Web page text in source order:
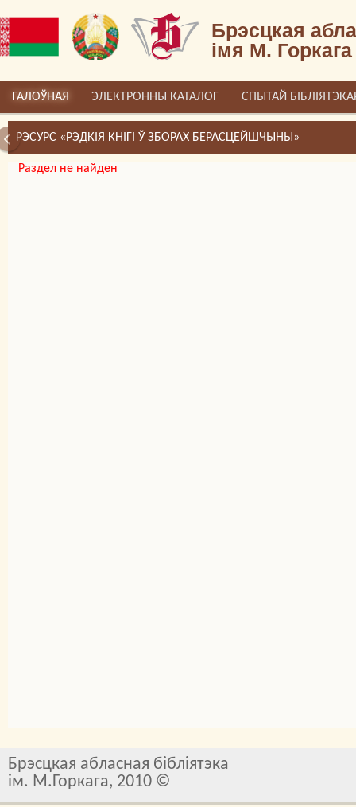
Брэсцкая
імя М. Горкага
ГАЛОЎНАЯ ЭЛЕКТРОННЫ КАТАЛОГ СПЫТАЙ
РЭСУРС «РЭДКІЯ КНІГІ Ў ЗБОРАХ БЕРАСЦЕЙШЧЫНЫ»
Раздел не найден
Брэсцкая абласная бібліятэка
ім. М.Горкага, 2010 ©